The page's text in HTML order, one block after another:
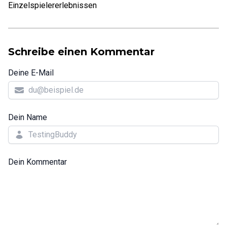
Einzelspielererlebnissen
Schreibe einen Kommentar
Deine E-Mail
Dein Name
Dein Kommentar